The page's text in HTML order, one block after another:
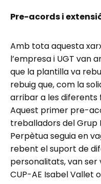
Pre-acords i
Amb tota aquesta
l’empresa i UGT van
que la plantilla va
rebuig que, com la
arribar a les diferents
Aquest primer pre-
treballadors del Grup
Perpètua seguia en
rebent el suport de
personalitats, van
CUP-AE Isabel Vallet